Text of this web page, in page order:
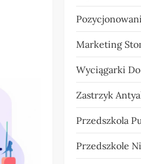
Marketing
Wyciągarki
Zastrzyk
Przedszkola
Przedszkole